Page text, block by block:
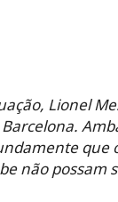
Lionel
que
não possam